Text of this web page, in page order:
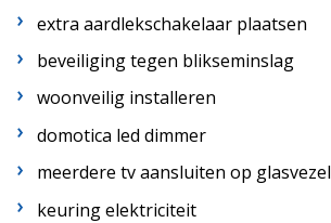
extra aardlekschakelaar plaatsen
beveiliging tegen blikseminslag
woonveilig installeren
domotica led dimmer
meerdere tv aansluiten op glasvezel
keuring elektriciteit